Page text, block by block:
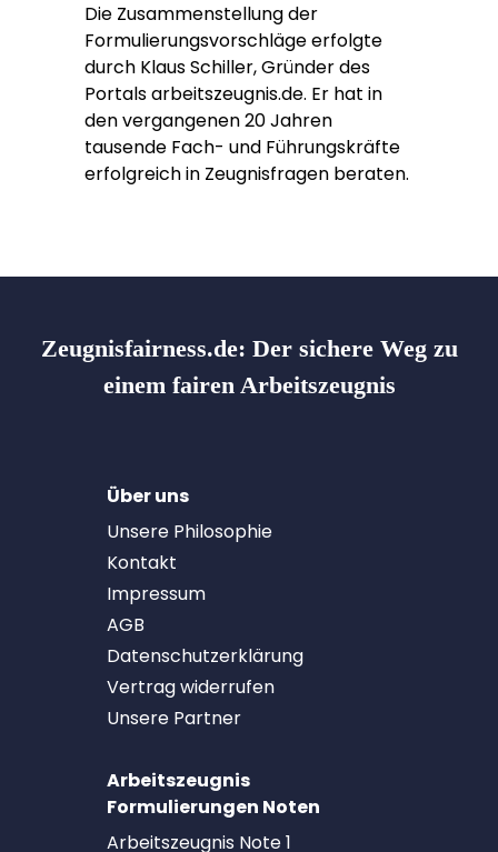
Die Zusammenstellung der
Formulierungsvorschläge erfolgte
durch Klaus Schiller, Gründer des
Portals arbeitszeugnis.de. Er hat in
den vergangenen 20 Jahren
tausende Fach- und Führungskräfte
erfolgreich in Zeugnisfragen beraten.
Zeugnisfairness.de: Der sichere Weg zu
einem fairen Arbeitszeugnis
Über uns
Unsere Philosophie
Kontakt
Impressum
AGB
Datenschutzerklärung
Vertrag widerrufen
Unsere Partner
Arbeitszeugnis
Formulierungen Noten
Arbeitszeugnis Note 1